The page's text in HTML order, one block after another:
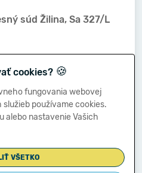
súd Žilina, Sa 327/L
cookies? 🍪
fungovania webovej
používame cookies.
alebo nastavenie Vašich
VŠETKO